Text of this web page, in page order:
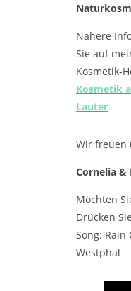
Nähere
Sie auf
Kosmetik-
Kosmetik
Lauter
Wir freuen
Cornelia &
Möchten
Drücken
Song: Rain
Westphal